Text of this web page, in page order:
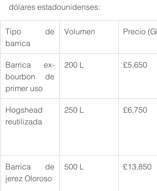
dólares estadounidenses:
Tipo de
barrica
Volumen Precio
Barrica ex-
bourbon de
primer uso
200 L £5,650
Hogshead
reutilizada
250 L £6,750
Barrica de
jerez Oloroso
500 L £13,850